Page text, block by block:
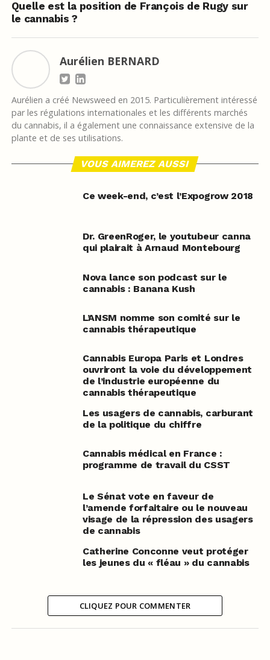
Quelle est la position de François de Rugy sur
le cannabis ?
Aurélien BERNARD
Aurélien a créé Newsweed en 2015. Particulièrement intéressé
par les régulations internationales et les différents marchés
du cannabis, il a également une connaissance extensive de la
plante et de ses utilisations.
VOUS AIMEREZ AUSSI
Ce week-end, c’est l’Expogrow 2018
Dr. GreenRoger, le youtubeur canna
qui plairait à Arnaud Montebourg
Nova lance son podcast sur le
cannabis : Banana Kush
L’ANSM nomme son comité sur le
cannabis thérapeutique
Cannabis Europa Paris et Londres
ouvriront la voie du développement
de l’industrie européenne du
cannabis thérapeutique
Les usagers de cannabis, carburant
de la politique du chiffre
Cannabis médical en France :
programme de travail du CSST
Le Sénat vote en faveur de
l’amende forfaitaire ou le nouveau
visage de la répression des usagers
de cannabis
Catherine Conconne veut protéger
les jeunes du « fléau » du cannabis
CLIQUEZ POUR COMMENTER